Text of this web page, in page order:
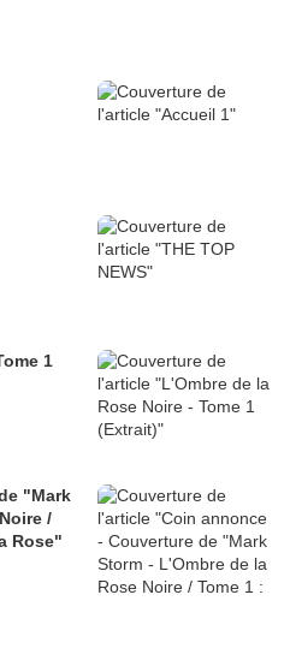
1
"Mark
/
Rose"